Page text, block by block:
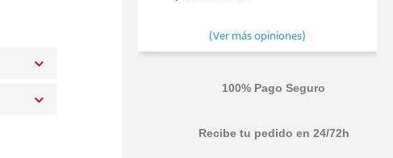
(Ver más opiniones)
100% Pago Seguro
Recibe tu pedido en 24/72h